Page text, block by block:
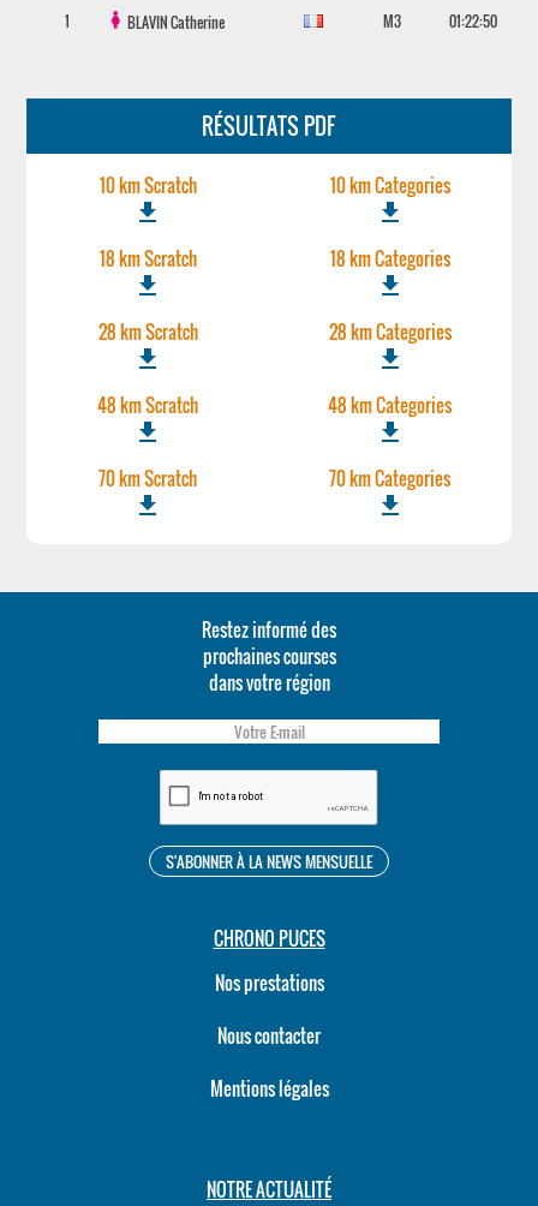
1
BLAVINCatherine M3 01:22:50
RÉSULTATS PDF
10 km Scratch
file_download
10 km Categories
file_download
18 km Scratch
file_download
18 km Categories
file_download
28 km Scratch
file_download
28 km Categories
file_download
48 km Scratch
file_download
48 km Categories
file_download
70 km Scratch
file_download
70 km Categories
file_download
Restez informé des
prochaines courses
dans votre région
CHRONO PUCES
Nos prestations
Nous contacter
Mentions légales
NOTRE ACTUALITÉ